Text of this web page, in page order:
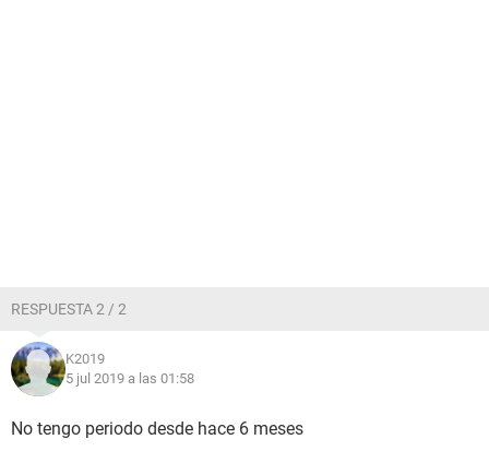
RESPUESTA 2 / 2
K2019
5 jul 2019 a las 01:58
No tengo periodo desde hace 6 meses